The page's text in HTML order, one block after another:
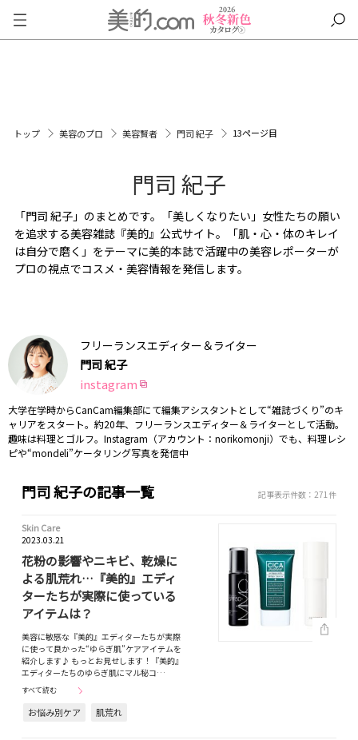
トップ 美容のプロ 美容賢者 門司 紀子 13ページ目
門司 紀子
「門司 紀子」のまとめです。「美しくなりたい」女性たちの願い
を追求する美容雑誌『美的』公式サイト。「肌・心・体のキレイ
は自分で磨く」をテーマに美的本誌で活躍中の美容レポーターが
プロの視点でコスメ・美容情報を発信します。
フリーランスエディター＆ライター
門司 紀子
instagram
大学在学時からCanCam編集部にて編集アシスタントとして“雑誌づくり”のキ
ャリアをスタート。約20年、フリーランスエディター＆ライターとして活動。
趣味は料理とゴルフ。Instagram（アカウント：norikomonji）でも、料理レシ
ピや“mondeli”ケータリング写真を発信中
門司 紀子の記事一覧 記事表示件数：271件
Skin Care
2023.03.21
花粉の影響やニキビ、乾燥に
よる肌荒れ…『美的』エディ
ターたちが実際に使っている
アイテムは？
美容に敏感な『美的』エディターたちが実際
に使って良かった“ゆらぎ肌”ケアアイテムを
紹介します♪ もっとお見せします！『美的』
エディターたちのゆらぎ肌にマル秘コ…
すべて読む
お悩み別ケア 肌荒れ